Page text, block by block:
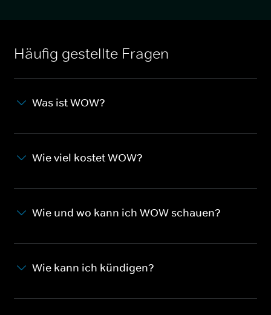
Häufig gestellte Fragen
Was ist WOW?
Wie viel kostet WOW?
Wie und wo kann ich WOW schauen?
Wie kann ich kündigen?